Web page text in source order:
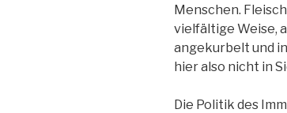
Menschen.
vielfältige Weise,
angekurbelt und
hier also nicht in
Die Politik des